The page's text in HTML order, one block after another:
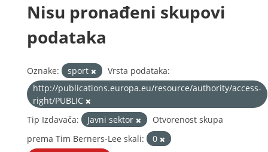
Nisu pronađeni skupovi
podataka
Oznake: sport
Vrsta podataka:
http://publications.europa.eu/resource/authority/access-
right/PUBLIC
Tip Izdavača:
Javni sektor
Otvorenost skupa
prema Tim Berners-Lee skali:
0